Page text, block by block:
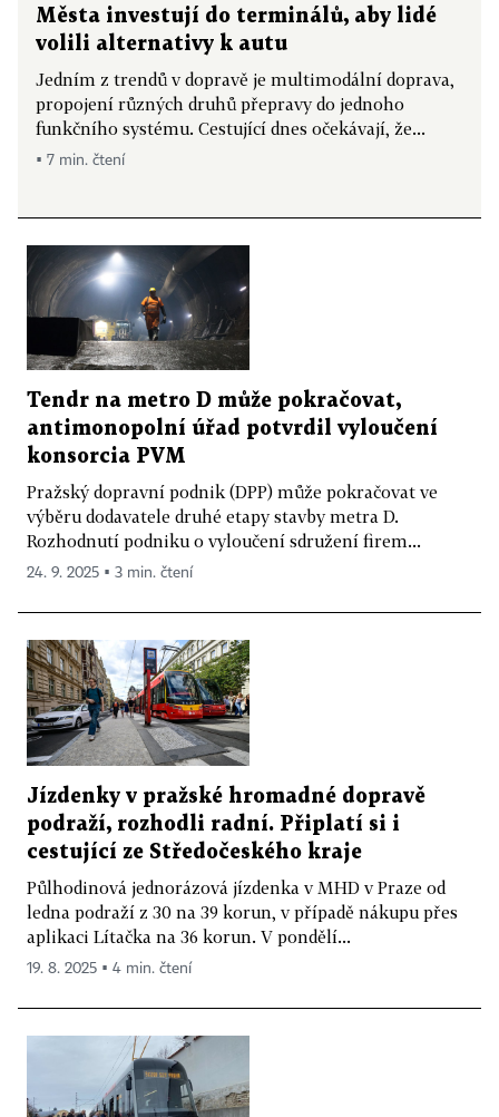
Města investují do terminálů, aby lidé
volili alternativy k autu
Jedním z trendů v dopravě je multimodální doprava,
propojení různých druhů přepravy do jednoho
funkčního systému. Cestující dnes očekávají, že...
▪ 7 min. čtení
Tendr na metro D může pokračovat,
antimonopolní úřad potvrdil vyloučení
konsorcia PVM
Pražský dopravní podnik (DPP) může pokračovat ve
výběru dodavatele druhé etapy stavby metra D.
Rozhodnutí podniku o vyloučení sdružení firem...
24. 9. 2025 ▪ 3 min. čtení
Jízdenky v pražské hromadné dopravě
podraží, rozhodli radní. Připlatí si i
cestující ze Středočeského kraje
Půlhodinová jednorázová jízdenka v MHD v Praze od
ledna podraží z 30 na 39 korun, v případě nákupu přes
aplikaci Lítačka na 36 korun. V pondělí...
19. 8. 2025 ▪ 4 min. čtení